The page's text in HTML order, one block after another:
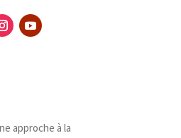
approche à la